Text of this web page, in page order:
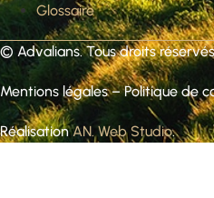
Glossaire
© Advalians. Tous droits
Mentions légales–Politique de
RéalisationAN. Web Studio.